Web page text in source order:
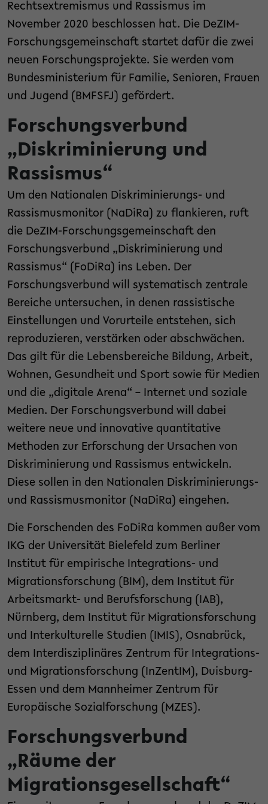
Rechtsextremismus und Rassismus im
November 2020 beschlossen hat. Die DeZIM-
Forschungsgemeinschaft startet dafür die zwei
neuen Forschungsprojekte. Sie werden vom
Bundesministerium für Familie, Senioren, Frauen
und Jugend (BMFSFJ) gefördert.
Forschungsverbund
„Diskriminierung und
Rassismus“
Um den Nationalen Diskriminierungs- und
Rassismusmonitor (NaDiRa) zu flankieren, ruft
die DeZIM-Forschungsgemeinschaft den
Forschungsverbund „Diskriminierung und
Rassismus“ (FoDiRa) ins Leben. Der
Forschungsverbund will systematisch zentrale
Bereiche untersuchen, in denen rassistische
Einstellungen und Vorurteile entstehen, sich
reproduzieren, verstärken oder abschwächen.
Das gilt für die Lebensbereiche Bildung, Arbeit,
Wohnen, Gesundheit und Sport sowie für Medien
und die „digitale Arena“ – Internet und soziale
Medien. Der Forschungsverbund will dabei
weitere neue und innovative quantitative
Methoden zur Erforschung der Ursachen von
Diskriminierung und Rassismus entwickeln.
Diese sollen in den Nationalen Diskriminierungs-
und Rassismusmonitor (NaDiRa) eingehen.
Die Forschenden des FoDiRa kommen außer vom
IKG der Universität Bielefeld zum Berliner
Institut für empirische Integrations- und
Migrationsforschung (BIM), dem Institut für
Arbeitsmarkt- und Berufsforschung (IAB),
Nürnberg, dem Institut für Migrationsforschung
und Interkulturelle Studien (IMIS), Osnabrück,
dem Interdisziplinäres Zentrum für Integrations-
und Migrationsforschung (InZentIM), Duisburg-
Essen und dem Mannheimer Zentrum für
Europäische Sozialforschung (MZES).
Forschungsverbund
„Räume der
Migrationsgesellschaft“